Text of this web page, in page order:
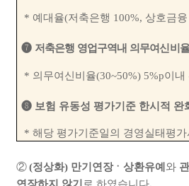
* 예대율(저축은행 100%, 상호금융
➐ 저축은행 영업구역내 의무여신비
* 의무여신비율(30~50%) 5%p이내
➑ 보험 유동성 평가기준 한시적 완
* 해당 평가기준일의 경영실태평
②(정상화) 만기연장ㆍ상환유예 와